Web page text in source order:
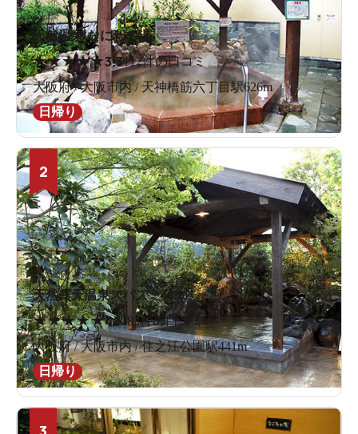
天然温泉 なにわの湯
★★★★★3.3112件の口コミ
大阪府 / 大阪市内 / 天神橋筋六丁目駅626m
日帰り
2
天然露天温泉スパスミノエ
★★★★★4.1283件の口コミ
大阪府 / 大阪市内 / 住之江公園駅441m
日帰り